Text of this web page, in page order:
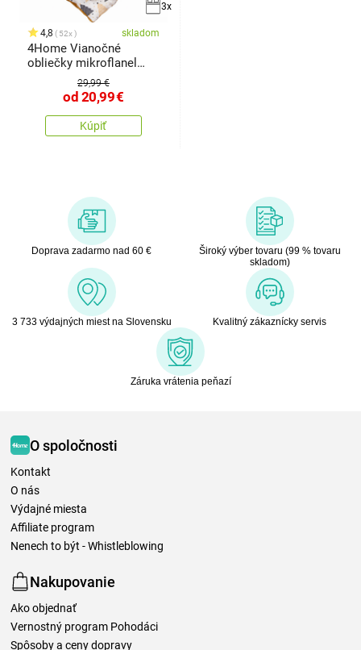
3x
4,8 52x skladom
4Home Vianočné
obliečky mikroflanel
Nordic winter
29,99 €
od 20,99€
Kúpiť
Doprava zadarmo nad 60 €
Široký výber tovaru (99 % tovaru
skladom)
3 733 výdajných miest na Slovensku Kvalitný zákaznícky servis
Záruka vrátenia peňazí
O spoločnosti
Kontakt
O nás
Výdajné miesta
Affiliate program
Nenech to být - Whistleblowing
Nakupovanie
Ako objednať
Vernostný program Pohodáci
Spôsoby a ceny dopravy